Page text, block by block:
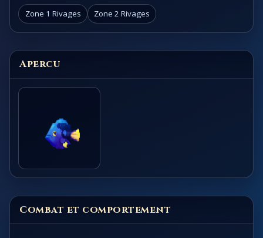
Zone 1 Rivages Zone 2 Rivages
Apercu
Combat et comportement